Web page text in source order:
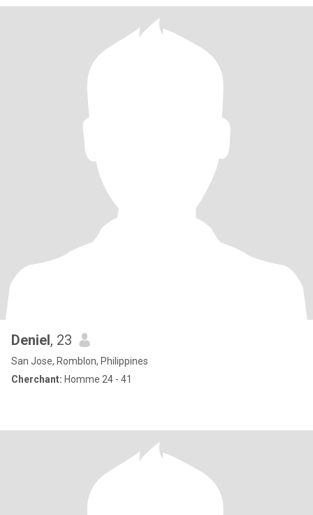
Deniel, 23
San Jose, Romblon, Philippines
Cherchant: Homme 24 - 41